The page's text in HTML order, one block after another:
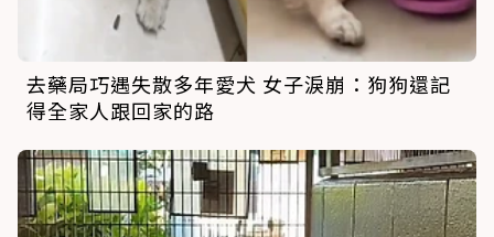
去藥局巧遇失散多年愛犬 女子淚崩：狗狗還記
得全家人跟回家的路